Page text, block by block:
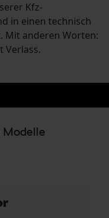
Kfz-
in einen technisch
Mit anderen Worten:
Verlass.
Modelle